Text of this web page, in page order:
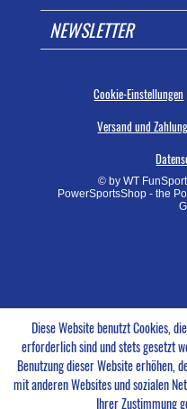
NEWSLETTER
Cookie-Einstellungen
Versand und Zahlung
© by WT
PowerSportsShop - the
Diese Website benutzt Cookies,
erforderlich sind und stets gesetzt
Benutzung dieser Website erhöhen,
mit anderen Websites und sozialen
Ihrer Zustimmung